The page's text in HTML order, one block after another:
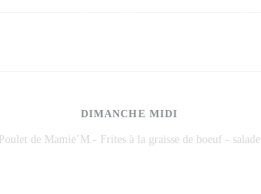
DIMANCHE MIDI
Poulet de Mamie’M - Frites à la graisse de boeuf - salade